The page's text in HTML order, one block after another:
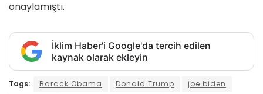
onaylamıştı.
İklim Haber'i Google'da tercih edilen
kaynak olarak ekleyin
Tags: Barack Obama Donald Trump
joe biden